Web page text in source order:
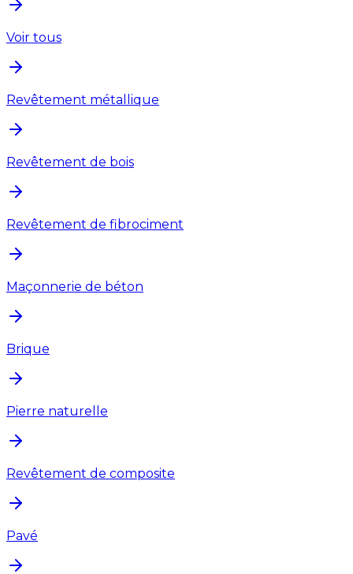
Voir tous
Revêtement métallique
Revêtement de bois
Revêtement de fibrociment
Maçonnerie de béton
Brique
Pierre naturelle
Revêtement de composite
Pavé